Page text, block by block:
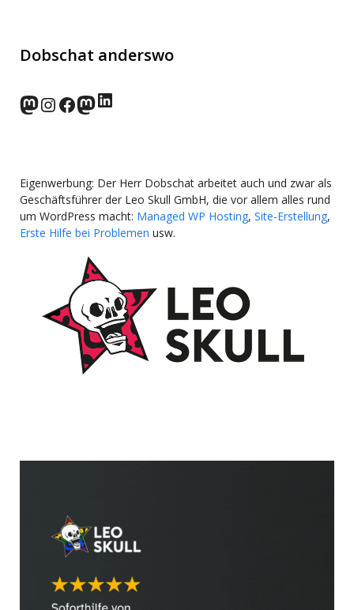
Dobschat anderswo
norden.social
Instagram
Facebook
wp-punks.social
LinkedIn
Eigenwerbung: Der Herr Dobschat arbeitet auch und zwar als
Geschäftsführer der Leo Skull GmbH, die vor allem alles rund
um WordPress macht: Managed WP Hosting, Site-Erstellung,
Erste Hilfe bei Problemen usw.